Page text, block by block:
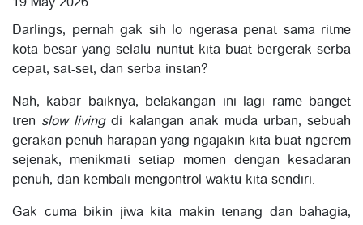
19 May 2026
Darlings, pernah gak sih lo ngerasa penat sama ritme
kota besar yang selalu nuntut kita buat bergerak serba
cepat, sat-set, dan serba instan?
Nah, kabar baiknya, belakangan ini lagi rame banget
tren slow livingdi kalangan anak muda urban, sebuah
gerakan penuh harapan yang ngajakin kita buat ngerem
sejenak, menikmati setiap momen dengan kesadaran
penuh, dan kembali mengontrol waktu kita sendiri.
Gak cuma bikin jiwa kita makin tenang dan bahagia,